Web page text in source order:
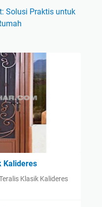
Solusi Praktis untuk
Kalideres
Klasik Kalideres